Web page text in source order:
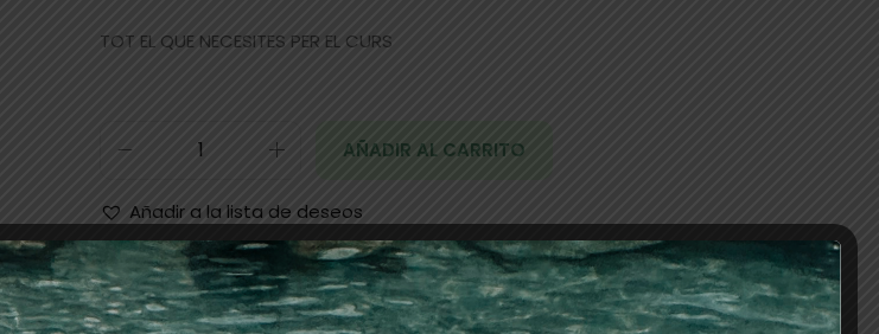
TOT EL QUE NECESITES PER EL CURS
AÑADIR AL CARRITO
Añadir a la lista de deseos
Categoría:varios